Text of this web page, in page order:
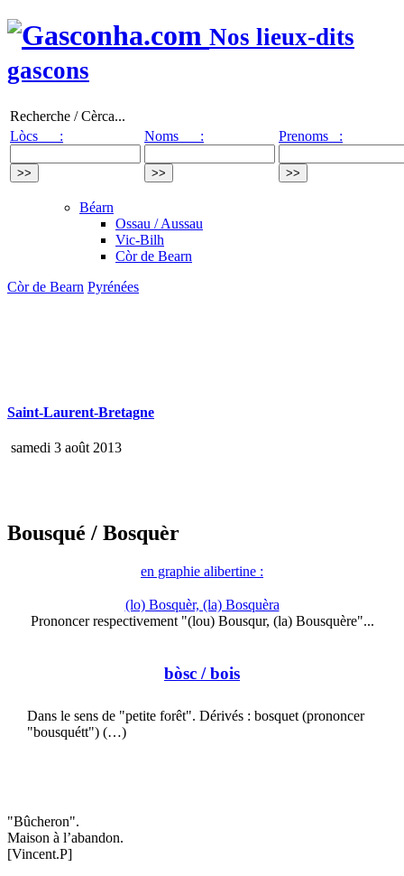
Nos lieux-dits
gascons
Recherche / Cèrca...
Lòcs :
Noms : Prenoms :
Béarn
Ossau / Aussau
Vic-Bilh
Còr de Bearn
Còr de Bearn Pyrénées
Saint-Laurent-Bretagne
samedi 3 août 2013
Bousqué / Bosquèr
en graphie alibertine :
(lo) Bosquèr, (la) Bosquèra
Prononcer respectivement "(lou) Bousqur, (la) Bousquère"...
bòsc / bois
Dans le sens de "petite forêt". Dérivés : bosquet (prononcer
"bousquétt") (…)
"Bûcheron".
Maison à l’abandon.
[Vincent.P]